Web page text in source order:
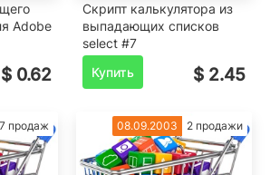
Adobe
$ 0.62
Скрипт калькулятора из
выпадающих списков
select #7
Купить
$ 2.45
7 продаж 08.09.2003 2 продажи